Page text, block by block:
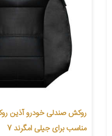
مناسب برای جیلی امگرند 7